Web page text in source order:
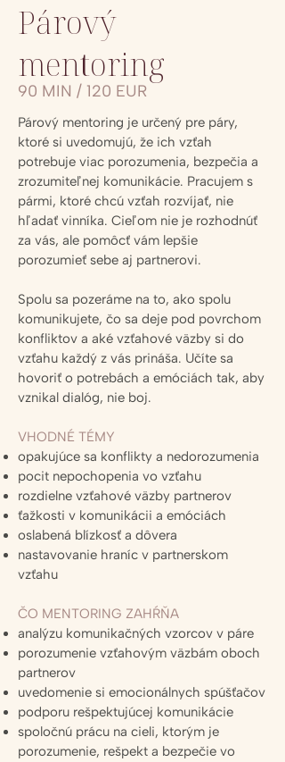
Párový
mentoring
90 MIN / 120 EUR
Párový mentoring je určený pre páry,
ktoré si uvedomujú, že ich vzťah
potrebuje viac porozumenia, bezpečia a
zrozumiteľnej komunikácie. Pracujem s
pármi, ktoré chcú vzťah rozvíjať, nie
hľadať vinníka. Cieľom nie je rozhodnúť
za vás, ale pomôcť vám lepšie
porozumieť sebe aj partnerovi.
Spolu sa pozeráme na to, ako spolu
komunikujete, čo sa deje pod povrchom
konfliktov a aké vzťahové väzby si do
vzťahu každý z vás prináša. Učíte sa
hovoriť o potrebách a emóciách tak, aby
vznikal dialóg, nie boj.
VHODNÉ TÉMY
opakujúce sa konflikty a nedorozumenia
pocit nepochopenia vo vzťahu
rozdielne vzťahové väzby partnerov
ťažkosti v komunikácii a emóciách
oslabená blízkosť a dôvera
nastavovanie hraníc v partnerskom
vzťahu
ČO MENTORING ZAHŔŇA
analýzu komunikačných vzorcov v páre
porozumenie vzťahovým väzbám oboch
partnerov
uvedomenie si emocionálnych spúšťačov
podporu rešpektujúcej komunikácie
spoločnú prácu na cieli, ktorým je
porozumenie, rešpekt a bezpečie vo